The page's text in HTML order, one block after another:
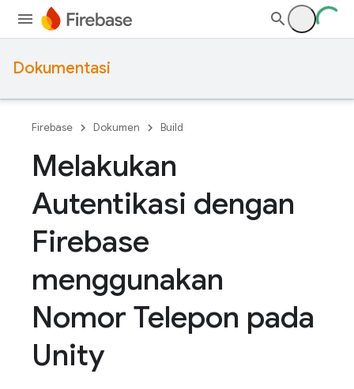
Dokumentasi
Firebase Dokumen Build
Melakukan
Autentikasi dengan
Firebase
menggunakan
Nomor Telepon pada
Unity